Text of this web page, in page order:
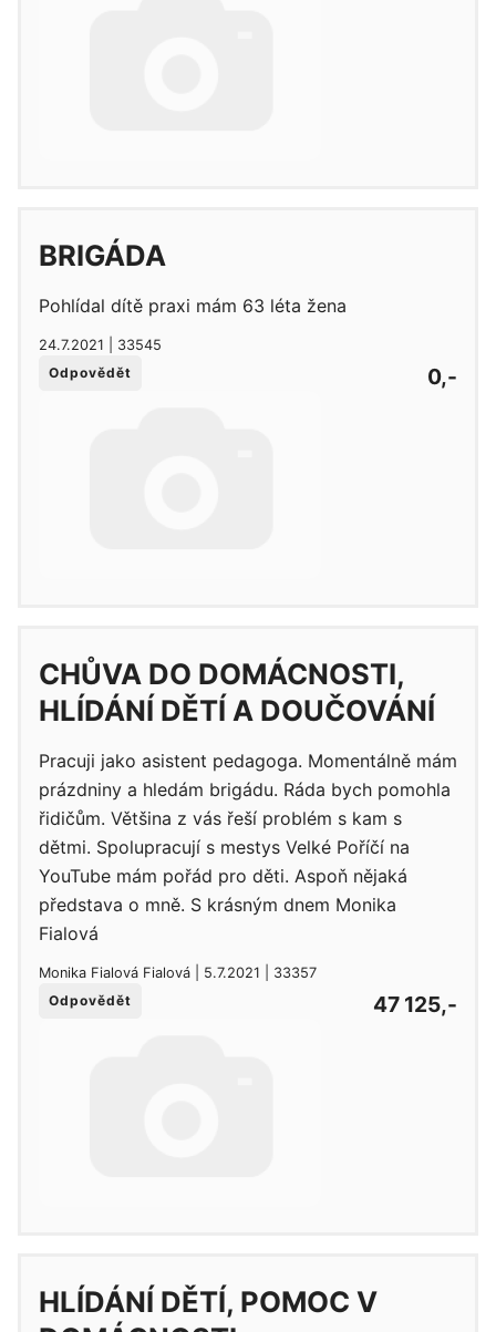
BRIGÁDA
Pohlídal dítě praxi mám 63 léta žena
24.7.2021 | 33545
Odpovědět
0,-
CHŮVA DO DOMÁCNOSTI,
HLÍDÁNÍ DĚTÍ A DOUČOVÁNÍ
Pracuji jako asistent pedagoga. Momentálně mám
prázdniny a hledám brigádu. Ráda bych pomohla
řidičům. Většina z vás řeší problém s kam s
dětmi. Spolupracují s mestys Velké Poříčí na
YouTube mám pořád pro děti. Aspoň nějaká
představa o mně. S krásným dnem Monika
Fialová
Monika Fialová Fialová | 5.7.2021 | 33357
Odpovědět
47 125,-
HLÍDÁNÍ DĚTÍ, POMOC V